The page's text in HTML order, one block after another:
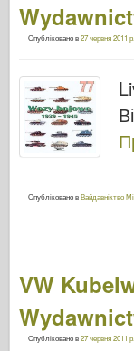
Опубліковано в27 червня 2011 р.
Опубліковано вВайдавніктво
VW
Опубліковано в27 червня 2011 р.